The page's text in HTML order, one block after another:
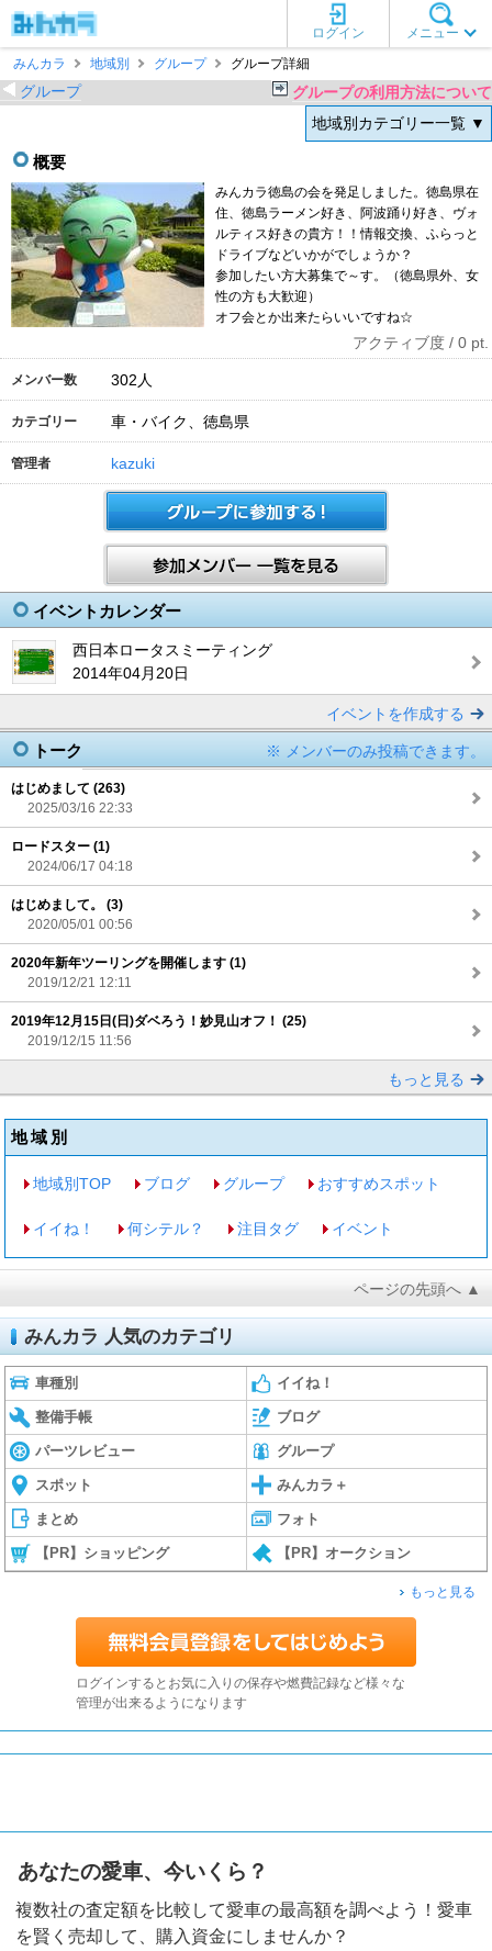
メニュー
ログイン
みんカラ
地域別 グループ グループ詳細
グループ
グループの利用方法について
地域別カテゴリー一覧 ▼
概要
みんカラ徳島の会を発足しました。徳島県在
住、徳島ラーメン好き、阿波踊り好き、ヴォ
ルティス好きの貴方！！情報交換、ふらっと
ドライブなどいかがでしょうか？
参加したい方大募集で～す。（徳島県外、女
性の方も大歓迎）
オフ会とか出来たらいいですね☆
アクティブ度 / 0 pt.
メンバー数 302 人
カテゴリー 車・バイク、徳島県
管理者 kazuki
イベントカレンダー
西日本ロータスミーティング
2014年04月20日
イベントを作成する
※ メンバーのみ投稿できます。
トーク
はじめまして (263)
2025/03/16 22:33
ロードスター (1)
2024/06/17 04:18
はじめまして。 (3)
2020/05/01 00:56
2020年新年ツーリングを開催します (1)
2019/12/21 12:11
2019年12月15日(日)ダベろう！妙見山オフ！ (25)
2019/12/15 11:56
もっと見る
地域別
地域別TOP ブログ グループ おすすめスポット
イイね！ 何シテル？ 注目タグ イベント
ページの先頭へ ▲
みんカラ 人気のカテゴリ
車種別 イイね！
整備手帳 ブログ
パーツレビュー グループ
スポット みんカラ＋
まとめ フォト
【PR】ショッピング 【PR】オークション
もっと見る
ログインするとお気に入りの保存や燃費記録など様々な
管理が出来るようになります
あなたの愛車、今いくら？
複数社の査定額を比較して愛車の最高額を調べよう！愛車
を賢く売却して、購入資金にしませんか？